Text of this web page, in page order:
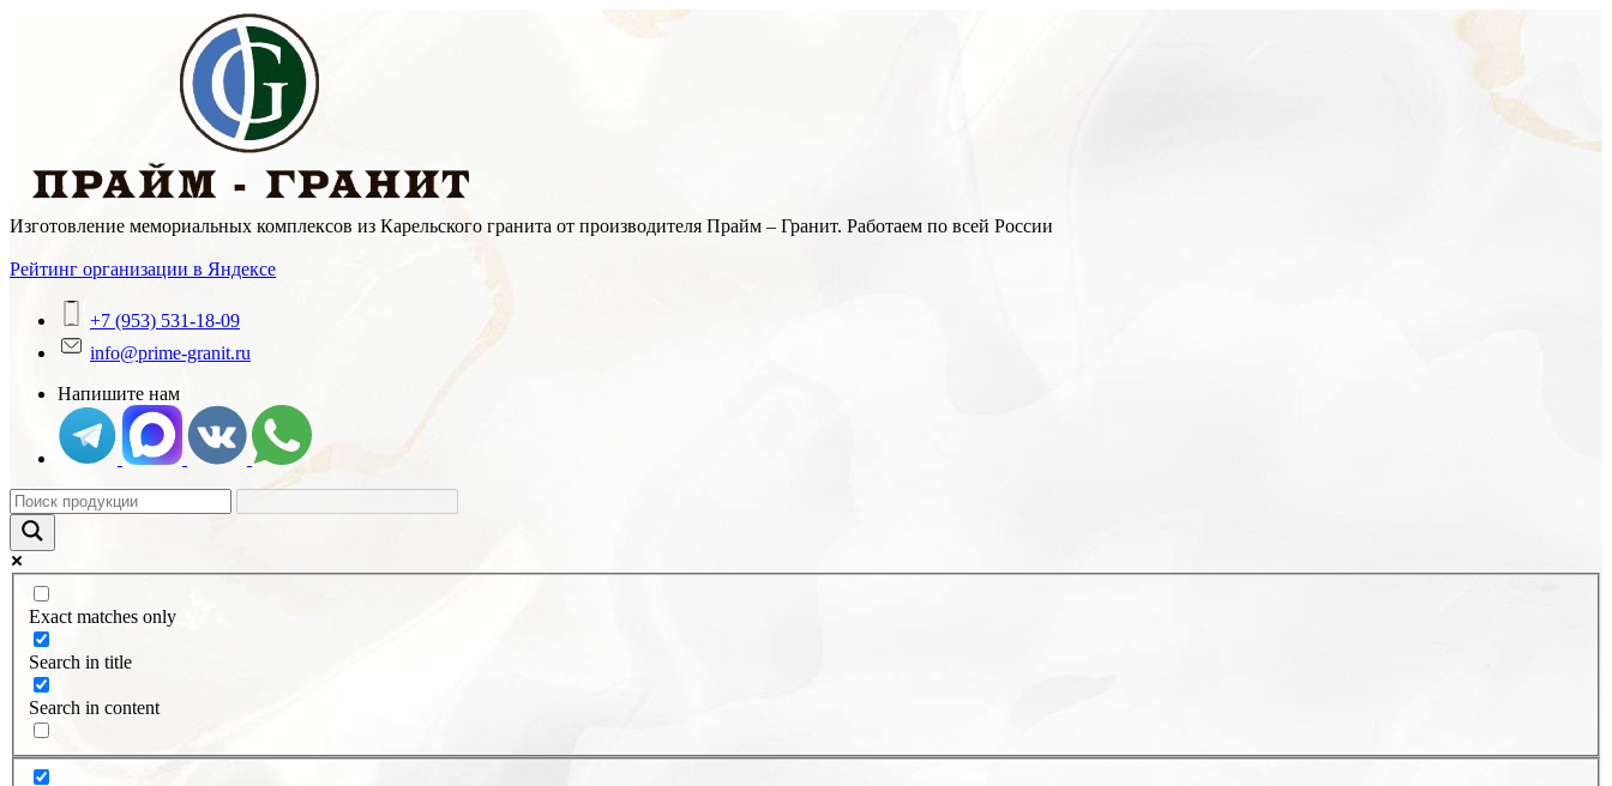
Изготовление мемориальных комплексов из Карельского гранита от производителя Прайм – Гранит. Работаем по всей России
Рейтинг организации в Яндексе
+7 (953) 531-18-09
info@prime-granit.ru
Напишите нам
Exact matches only
Search in title
Search in content